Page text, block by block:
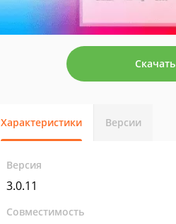
Скачать
Характеристики Версии
Версия
3.0.11
Совместимость